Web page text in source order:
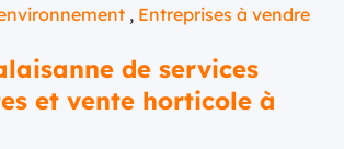
, Entreprises à vendre
de services
et vente horticole à